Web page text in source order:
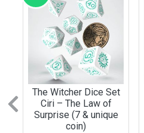
The Witcher Dice Set
Ciri – The Law of
Surprise (7 & unique
coin)
Previous